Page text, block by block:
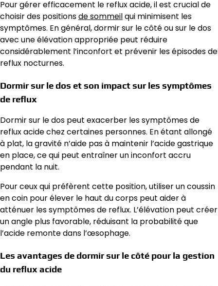
Pour gérer efficacement le reflux acide, il est crucial de
choisir des positionsde sommeilqui minimisent les
symptômes. En général, dormir sur le côté ou sur le dos
avec une élévation appropriée peut réduire
considérablement l’inconfort et prévenir les épisodes de
reflux nocturnes.
Dormir sur le dos et son impact sur les symptômes
de reflux
Dormir sur le dos peut exacerber les symptômes de
reflux acide chez certaines personnes. En étant allongé
à plat, la gravité n’aide pas à maintenir l’acide gastrique
en place, ce qui peut entraîner un inconfort accru
pendant la nuit.
Pour ceux qui préfèrent cette position, utiliser un coussin
en coin pour élever le haut du corps peut aider à
atténuer les symptômes de reflux. L’élévation peut créer
un angle plus favorable, réduisant la probabilité que
l’acide remonte dans l’œsophage.
Les avantages de dormir sur le côté pour la gestion
du reflux acide